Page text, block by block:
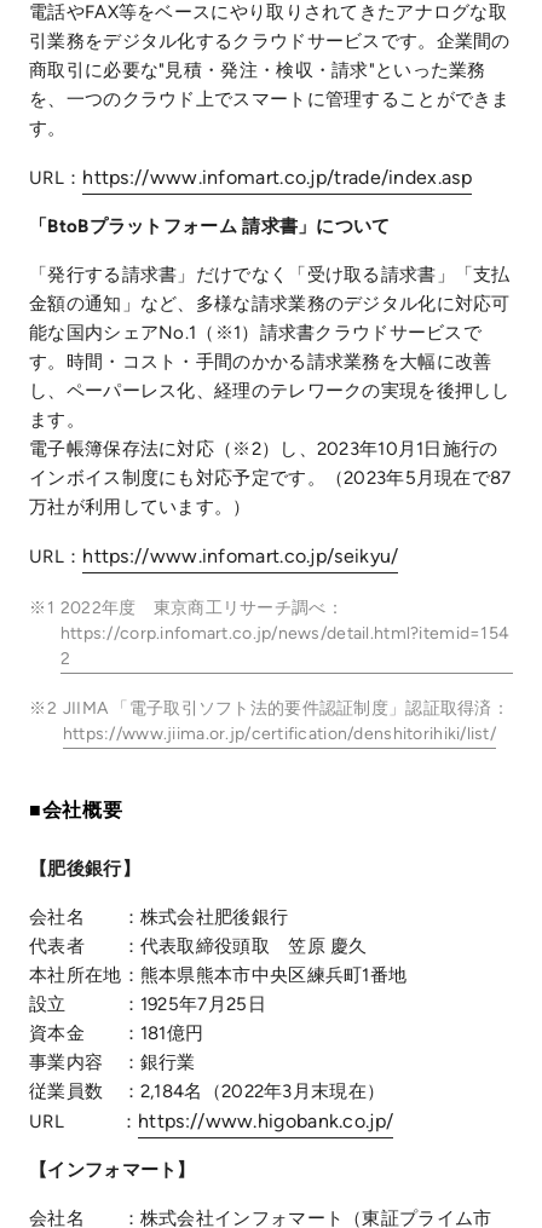
電話やFAX等をベースにやり取りされてきたアナログな取
引業務をデジタル化するクラウドサービスです。企業間の
商取引に必要な"見積・発注・検収・請求"といった業務
を、一つのクラウド上でスマートに管理することができま
す。
URL： https://www.infomart.co.jp/trade/index.asp
「BtoBプラットフォーム 請求書」について
「発行する請求書」だけでなく「受け取る請求書」「支払
金額の通知」など、多様な請求業務のデジタル化に対応可
能な国内シェアNo.1（※1）請求書クラウドサービスで
す。時間・コスト・手間のかかる請求業務を大幅に改善
し、ペーパーレス化、経理のテレワークの実現を後押しし
ます。
電子帳簿保存法に対応（※2）し、2023年10月1日施行の
インボイス制度にも対応予定です。（2023年5月現在で87
万社が利用しています。）
URL： https://www.infomart.co.jp/seikyu/
※1 2022年度 東京商工リサーチ調べ：
https://corp.infomart.co.jp/news/detail.html?itemid=154
2
※2 JIIMA 「電子取引ソフト法的要件認証制度」認証取得済：
https://www.jiima.or.jp/certification/denshitorihiki/list/
■会社概要
【肥後銀行】
会社名 ：株式会社肥後銀行
代表者 ：代表取締役頭取 笠原 慶久
本社所在地：熊本県熊本市中央区練兵町1番地
設立 ：1925年7月25日
資本金 ：181億円
事業内容 ：銀行業
従業員数 ：2,184名（2022年3月末現在）
URL ： https://www.higobank.co.jp/
【インフォマート】
会社名 ：株式会社インフォマート（東証プライム市